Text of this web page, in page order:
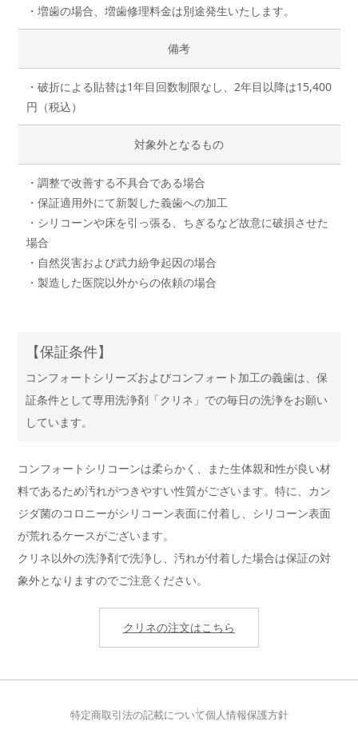
・増歯の場合、増歯修理料金は別途発生いたします。
備考
・破折による貼替は1年目回数制限なし、2年目以降は15,400
円（税込）
対象外となるもの
・調整で改善する不具合である場合
・保証適用外にて新製した義歯への加工
・シリコーンや床を引っ張る、ちぎるなど故意に破損させた
場合
・自然災害および武力紛争起因の場合
・製造した医院以外からの依頼の場合
【保証条件】
コンフォートシリーズおよびコンフォート加工の義歯は、保
証条件として専用洗浄剤「クリネ」での毎日の洗浄をお願い
しています。
コンフォートシリコーンは柔らかく、また生体親和性が良い材
料であるため汚れがつきやすい性質がございます。特に、カン
ジダ菌のコロニーがシリコーン表面に付着し、シリコーン表面
が荒れるケースがございます。
クリネ以外の洗浄剤で洗浄し、汚れが付着した場合は保証の対
象外となりますのでご注意ください。
クリネの注文はこちら
特定商取引法の記載について個人情報保護方針